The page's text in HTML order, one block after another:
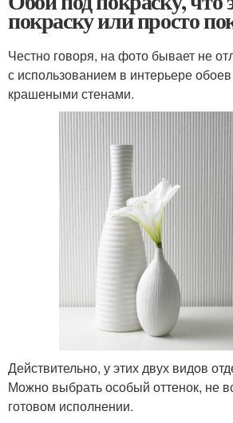
покраску или просто
Честно говоря, на фото бывает не
с использованием в интерьере
крашеными стенами.
Действительно, у этих двух видов
Можно выбрать особый оттенок, не
готовом исполнении.